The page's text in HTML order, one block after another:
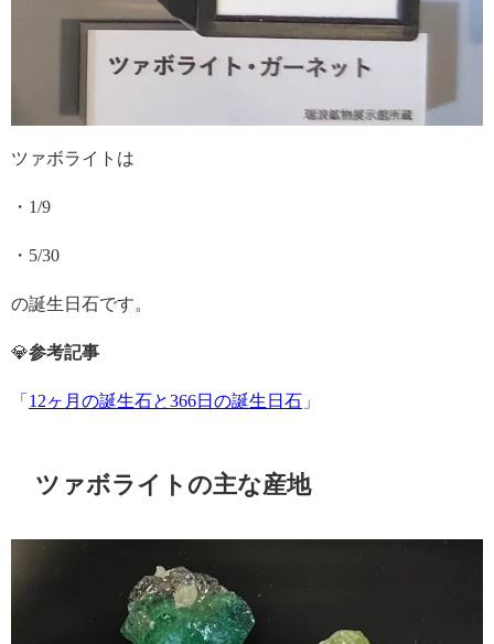
ツァボライトは
・1/9
・5/30
の誕生日石です。
💎参考記事
「 12ヶ月の誕生石と366日の誕生日石 」
ツァボライトの主な産地